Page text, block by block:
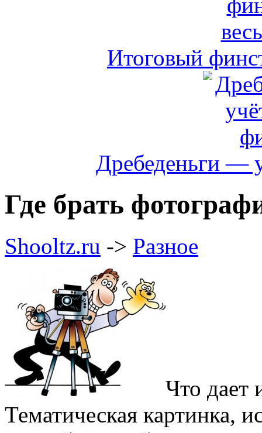
Итоговый
Дребеденьги —
Где брать
Shooltz.ru -> Разное
Что дает
Тематическая картинка,